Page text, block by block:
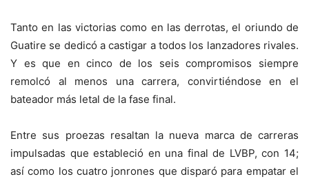
Tanto en las victorias como en las derrotas, el oriundo de
Guatire se dedicó a castigar a todos los lanzadores rivales.
Y es que en cinco de los seis compromisos siempre
remolcó al menos una carrera, convirtiéndose en el
bateador más letal de la fase final.
Entre sus proezas resaltan la nueva marca de carreras
impulsadas que estableció en una final de LVBP, con 14;
así como los cuatro jonrones que disparó para empatar el